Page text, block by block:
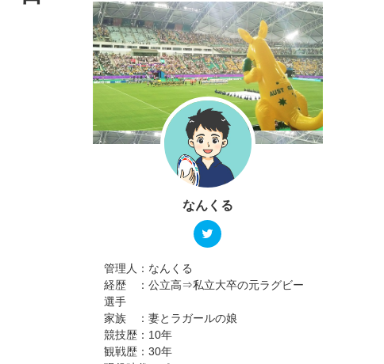
なんくる
管理人：なんくる
経歴 ：公立高⇒私立大卒の元ラグビー
選手
家族 ：妻とラガールの娘
競技歴：10年
観戦歴：30年